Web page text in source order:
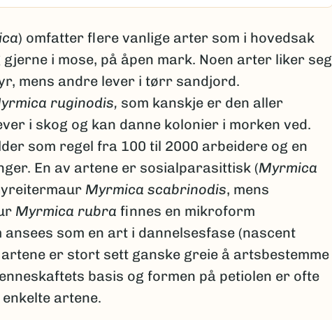
) omfatter flere vanlige arter som i hovedsak
gjerne i mose, på åpen mark. Noen arter liker seg
mens andre lever i tørr sandjord.
ruginodis, som kanskje er den aller
i skog og kan danne kolonier i morken ved.
som regel fra 100 til 2000 arbeidere og en
En av artene er sosialparasittisk (Myrmica
Myrmica scabrinodis, mens
Myrmica rubra finnes en mikroform
ansees som en art i dannelsesfase (nascent
artene er stort sett ganske greie å artsbestemme
basis og formen på petiolen er ofte
artene.